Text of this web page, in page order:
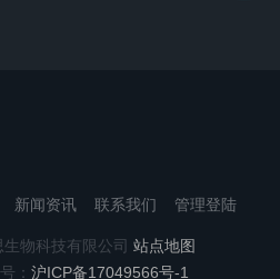
新闻资讯 联系我们 管理登陆
物科技有限公司 站点地图
： 沪ICP备17049566号-1